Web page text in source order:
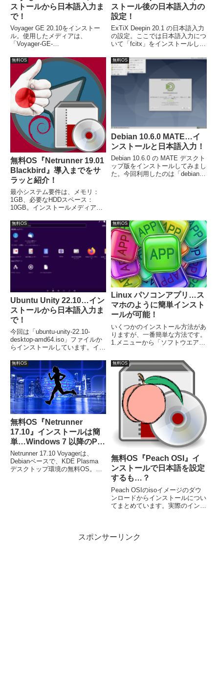
ストールから日本語入力ま
で！
Voyager GE 20.10をインストー
ル。使用したメディアは、
「Voyager-GE-
トールは、ベースがUbuntuなの
で流れに沿って進めて行けば、簡
単に完了します。
ストール後の日本語入力の
設定！
ExTiX Deepin 20.1 の日本語入力
の設定。ここでは日本語入力につ
いて「fcitx」をインストールしま
で、ターミナルからコマンドで行
ないます。２つのコマンド入力で
完了。あとは、ログアウト・ログ
インすればOKです。
無料OS
無料OS『Netrunner 19.01
Blackbird』導入までをサ
ラッと紹介！
最小システム要件は、メモリ：
1GB、必要なHDDスペース：
10GB。インストールメディアへ
認済み。インストールと日本語入
力設定について、言語とロケーシ
ョン設定、ユーザー情報設定ぐら
いで、流れで簡単にインストール
できます。
無料OS
Debian 10.6.0 MATE…イ
ンストールと日本語入力！
Debian 10.6.0 の MATE デスクト
ップ版をインストールしてみまし
た。今回利用したのは「debian-
無料OS
Ubuntu Unity 22.10…イン
ストールから日本語入力ま
で！
今回は「ubuntu-unity-22.10-
desktop-amd64.iso」ファイルか
らインストールしています。イン
行われない問題（前記事の
Xubuntu と同様）がありました。
無料OS
Linux パソコンアプリ…ス
マホのように簡単インスト
ールが可能！
いくつかのインストール方法があ
りますが、一番簡単な方法です。
1.メニューから「ソフトウエアの
起動。2.開いたウインドウで、イ
ンストールしたいアプリを探し、
インストールするだけです。
無料OS
無料OS『Netrunner
17.10』インストールは簡
単…Windows 7 以降のPC
ならOK！
Netrunner 17.10 Voyagerは、
Debianベースで、KDE Plasma
デスクトップ環境の無料OS。
無料OS
無料OS『Peach OSI』イ
ンストールで日本語を設定
するも…？
Peach OSIのisoイメージのダウ
ンロードからインストールについ
てまとめています。実際のインス
です。尚、日本語化と日本語入力
スポンサーリンク